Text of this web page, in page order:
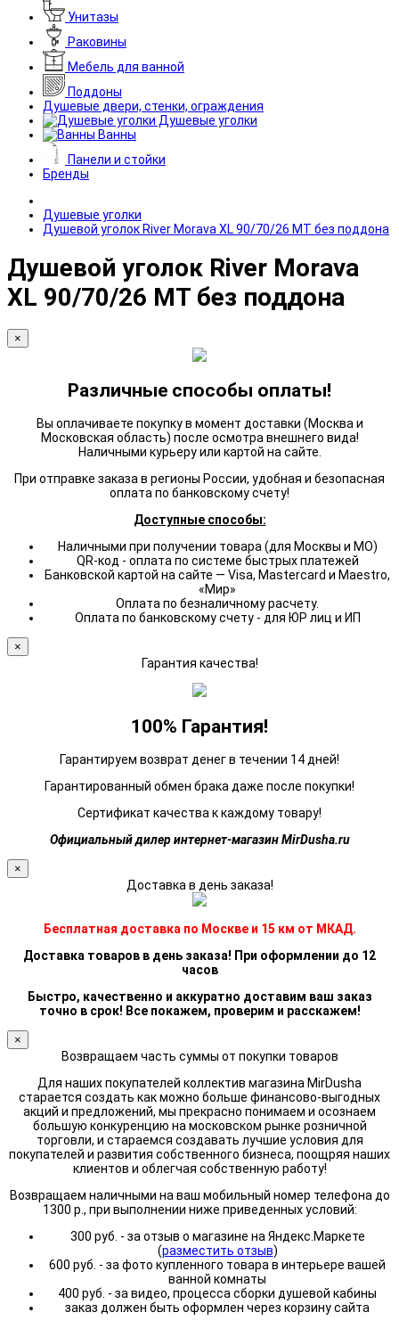
Унитазы
Раковины
Мебель для ванной
Поддоны
Душевые двери, стенки, ограждения
Душевые уголки
Ванны
Панели и стойки
Бренды
Душевые уголки
Душевой уголок River Morava XL 90/70/26 МТ без поддона
Душевой уголок River Morava
XL 90/70/26 МТ без поддона
×
Различные способы оплаты!
Вы оплачиваете покупку в момент доставки (Москва и
Московская область) после осмотра внешнего вида!
Наличными курьеру или картой на сайте.
При отправке заказа в регионы России, удобная и безопасная
оплата по банковскому счету!
Доступные способы:
Наличными при получении товара (для Москвы и МО)
QR-код - оплата по системе быстрых платежей
Банковской картой на сайте — Visa, Mastercard и Maestro,
«Мир»
Оплата по безналичному расчету.
Оплата по банковскому счету - для ЮР лиц и ИП
×
Гарантия качества!
100% Гарантия!
Гарантируем возврат денег в течении 14 дней!
Гарантированный обмен брака даже после покупки!
Сертификат качества к каждому товару!
Официальный дилер интернет-магазин MirDusha.ru
×
Доставка в день заказа!
Бесплатная доставка по Москве и 15 км от МКАД.
Доставка товаров в день заказа! При оформлении до 12
часов
Быстро, качественно и аккуратно доставим ваш заказ
точно в срок! Все покажем, проверим и расскажем!
×
Возвращаем часть суммы от покупки товаров
Для наших покупателей коллектив магазина MirDusha
старается создать как можно больше финансово-выгодных
акций и предложений, мы прекрасно понимаем и осознаем
большую конкуренцию на московском рынке розничной
торговли, и стараемся создавать лучшие условия для
покупателей и развития собственного бизнеса, поощряя наших
клиентов и облегчая собственную работу!
Возвращаем наличными на ваш мобильный номер телефона до
1300 р., при выполнении ниже приведенных условий:
300 руб. - за отзыв о магазине на Яндекс.Маркете
(разместить отзыв)
600 руб. - за фото купленного товара в интерьере вашей
ванной комнаты
400 руб. - за видео, процесса сборки душевой кабины
заказ должен быть оформлен через корзину сайта